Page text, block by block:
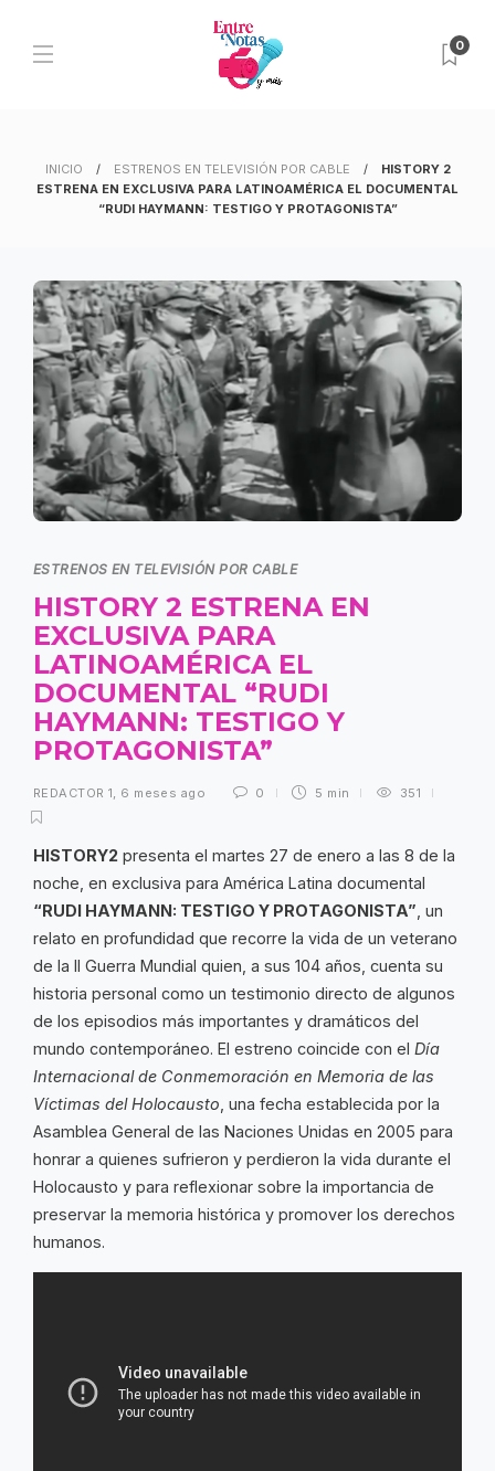
0
INICIO ESTRENOS EN TELEVISIÓN POR CABLE
HISTORY 2
ESTRENA EN EXCLUSIVA PARA LATINOAMÉRICA EL DOCUMENTAL
“RUDI HAYMANN: TESTIGO Y PROTAGONISTA”
ESTRENOS EN TELEVISIÓN POR CABLE
HISTORY 2 ESTRENA EN
EXCLUSIVA PARA
LATINOAMÉRICA EL
DOCUMENTAL “RUDI
HAYMANN: TESTIGO Y
PROTAGONISTA”
REDACTOR 1, 6 meses ago 0 5 min 351
HISTORY2 presenta el martes 27 de enero a las 8 de la
noche, en exclusiva para América Latina documental
“RUDI HAYMANN: TESTIGO Y PROTAGONISTA” , un
relato en profundidad que recorre la vida de un veterano
de la II Guerra Mundial quien, a sus 104 años, cuenta su
historia personal como un testimonio directo de algunos
de los episodios más importantes y dramáticos del
mundo contemporáneo. El estreno coincide con el Día
Internacional de Conmemoración en Memoria de las
Víctimas del Holocausto , una fecha establecida por la
Asamblea General de las Naciones Unidas en 2005 para
honrar a quienes sufrieron y perdieron la vida durante el
Holocausto y para reflexionar sobre la importancia de
preservar la memoria histórica y promover los derechos
humanos.